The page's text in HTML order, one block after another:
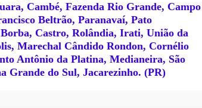
Cambé, Fazenda Rio Grande, Campo
Beltrão, Paranavaí, Pato
Castro, Rolândia, Irati, União da
Marechal Cândido Rondon, Cornélio
Antônio da Platina, Medianeira, São
Grande do Sul, Jacarezinho. (PR)